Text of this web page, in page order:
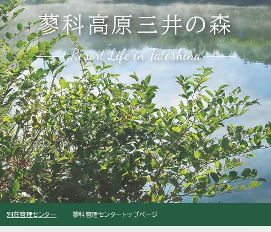
蓼科高原三井の森
Resort Life in Tateshina
別荘管理センター
arrow_right
蓼科管理センター トップページ